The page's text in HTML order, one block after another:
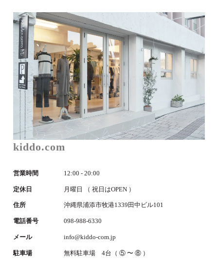
kiddo.com
営業時間 12:00 - 20:00
定休日 月曜日 （ 祝日はOPEN ）
住所 沖縄県浦添市牧港1339田中ビル101
電話番号 098-988-6330
メール info@kiddo-com.jp
駐車場 無料駐車場 4台（ ⑤ 〜 ⑧ ）